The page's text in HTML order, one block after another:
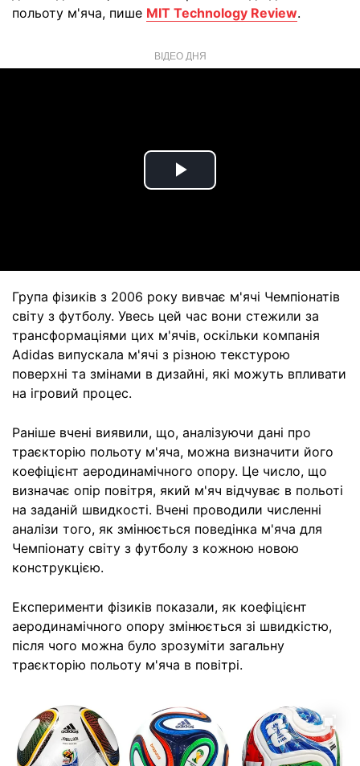
польоту м'яча, пише MIT Technology Review.
ВІДЕО ДНЯ
Play
Група фізиків з 2006 року вивчає м'ячі Чемпіонатів
світу з футболу. Увесь цей час вони стежили за
трансформаціями цих м'ячів, оскільки компанія
Adidas випускала м'ячі з різною текстурою
поверхні та змінами в дизайні, які можуть впливати
на ігровий процес.
Раніше вчені виявили, що, аналізуючи дані про
траєкторію польоту м'яча, можна визначити його
коефіцієнт аеродинамічного опору. Це число, що
визначає опір повітря, який м'яч відчуває в польоті
на заданій швидкості. Вчені проводили численні
аналізи того, як змінюється поведінка м'яча для
Чемпіонату світу з футболу з кожною новою
конструкцією.
Експерименти фізиків показали, як коефіцієнт
аеродинамічного опору змінюється зі швидкістю,
після чого можна було зрозуміти загальну
траєкторію польоту м'яча в повітрі.